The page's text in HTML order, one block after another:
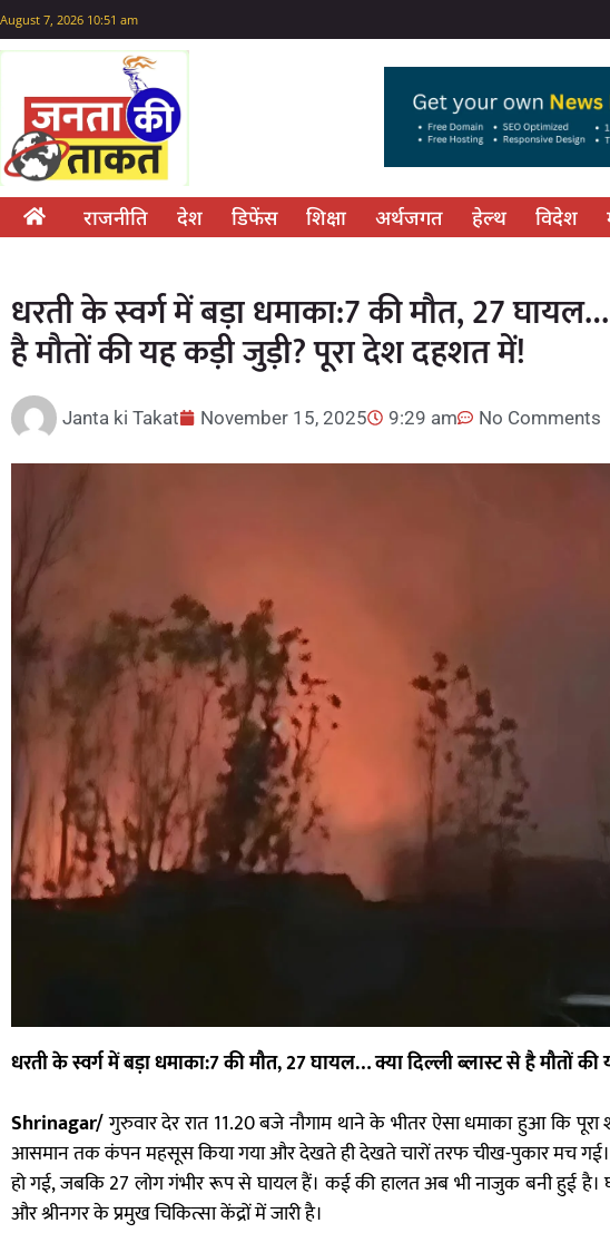
August 7, 2026 10:51 am
राजनीति देश डिफेंस शिक्षा अर्थजगत हेल्थ विदेश
धरती के स्वर्ग में बड़ा धमाका:7 की मौत, 27
है मौतों की यह कड़ी जुड़ी? पूरा देश दहशत में!
Janta ki Takat November 15, 2025 9:29 am No Comments
धरती के स्वर्ग में बड़ा धमाका:7 की मौत, 27 घायल… क्या दिल्ली ब्लास्ट से है मौतों
Shrinagar/गुरुवार देर रात 11.20 बजे नौगाम थाने के भीतर ऐसा धमाका हुआ कि पूरा
आसमान तक कंपन महसूस किया गया और देखते ही देखते चारों तरफ चीख-पुकार मच
हो गई, जबकि 27 लोग गंभीर रूप से घायल हैं। कई की हालत अब भी नाजुक बनी हुई है।
और श्रीनगर के प्रमुख चिकित्सा केंद्रों में जारी है।